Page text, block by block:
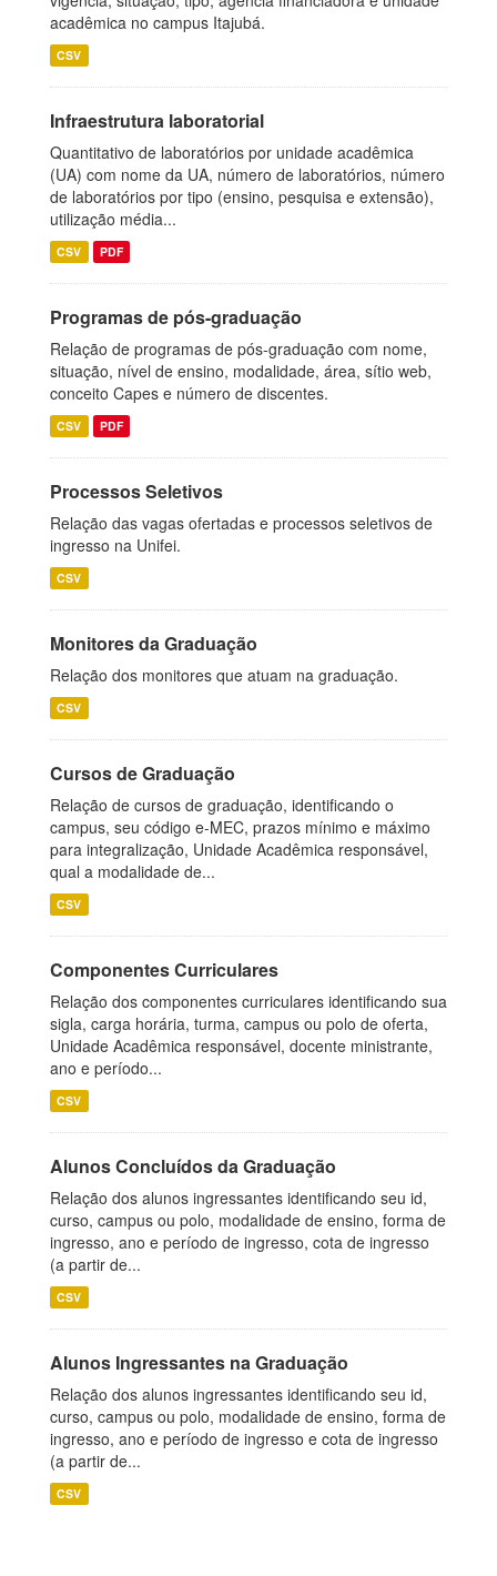
acadêmica no campus Itajubá.
CSV
Infraestrutura laboratorial
Quantitativo de laboratórios por unidade acadêmica
(UA) com nome da UA, número de laboratórios, número
de laboratórios por tipo (ensino, pesquisa e extensão),
utilização média...
CSV PDF
Programas de pós-graduação
Relação de programas de pós-graduação com nome,
situação, nível de ensino, modalidade, área, sítio web,
conceito Capes e número de discentes.
CSV PDF
Processos Seletivos
Relação das vagas ofertadas e processos seletivos de
ingresso na Unifei.
CSV
Monitores da Graduação
Relação dos monitores que atuam na graduação.
CSV
Cursos de Graduação
Relação de cursos de graduação, identificando o
campus, seu código e-MEC, prazos mínimo e máximo
para integralização, Unidade Acadêmica responsável,
qual a modalidade de...
CSV
Componentes Curriculares
Relação dos componentes curriculares identificando sua
sigla, carga horária, turma, campus ou polo de oferta,
Unidade Acadêmica responsável, docente ministrante,
ano e período...
CSV
Alunos Concluídos da Graduação
Relação dos alunos ingressantes identificando seu id,
curso, campus ou polo, modalidade de ensino, forma de
ingresso, ano e período de ingresso, cota de ingresso
(a partir de...
CSV
Alunos Ingressantes na Graduação
Relação dos alunos ingressantes identificando seu id,
curso, campus ou polo, modalidade de ensino, forma de
ingresso, ano e período de ingresso e cota de ingresso
(a partir de...
CSV